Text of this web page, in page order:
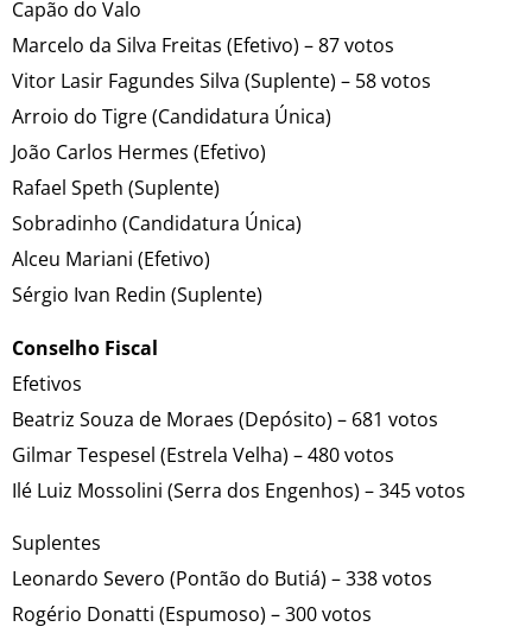
Capão do Valo
Marcelo da Silva Freitas (Efetivo) – 87 votos
Vitor Lasir Fagundes Silva (Suplente) – 58 votos
Arroio do Tigre (Candidatura Única)
João Carlos Hermes (Efetivo)
Rafael Speth (Suplente)
Sobradinho (Candidatura Única)
Alceu Mariani (Efetivo)
Sérgio Ivan Redin (Suplente)
Conselho Fiscal
Efetivos
Beatriz Souza de Moraes (Depósito) – 681 votos
Gilmar Tespesel (Estrela Velha) – 480 votos
Ilé Luiz Mossolini (Serra dos Engenhos) – 345 votos
Suplentes
Leonardo Severo (Pontão do Butiá) – 338 votos
Rogério Donatti (Espumoso) – 300 votos